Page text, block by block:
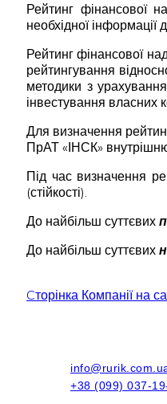
Рейтинг фінансової
необхідної
Рейтинг фінансової
рейтингування
методики з
інвестування власних
Для визначення
ПрАТ «ІНСК»
Під час визначення
(стійкості).
До найбільш суттєвих
До найбільш суттєвих
Cторінка Компанії на
+38 (099) 037-